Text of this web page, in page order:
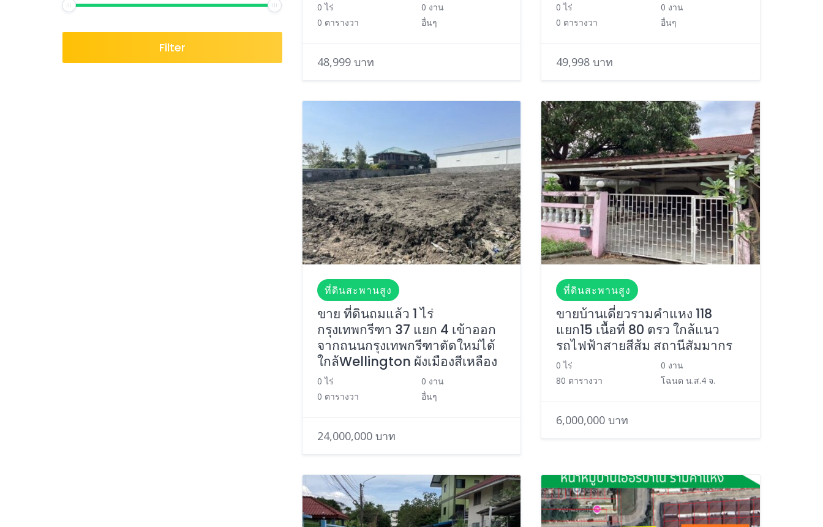
Filter
0 ไร่
0 งาน
0 ตารางวา
อื่นๆ
48,999 บาท
0 ไร่
0 งาน
0 ตารางวา
อื่นๆ
49,998 บาท
ที่ดินสะพานสูง
ขาย ที่ดินถมแล้ว 1 ไร่
กรุงเทพกรีฑา 37 แยก 4 เข้าออก
จากถนนกรุงเทพกรีฑาตัดใหม่ได้
ใกล้Wellington ผังเมืองสีเหลือง
0 ไร่
0 งาน
0 ตารางวา
อื่นๆ
24,000,000 บาท
ที่ดินสะพานสูง
ขายบ้านเดี่ยวรามคำแหง 118
แยก15 เนื้อที่ 80 ตรว ใกล้แนว
รถไฟฟ้าสายสีส้ม สถานีสัมมากร
0 ไร่
0 งาน
80 ตารางวา
โฉนด น.ส.4 จ.
6,000,000 บาท